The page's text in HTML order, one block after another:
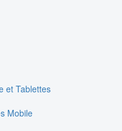
et Tablettes
Mobile